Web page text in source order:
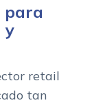
para
y
retail
tan